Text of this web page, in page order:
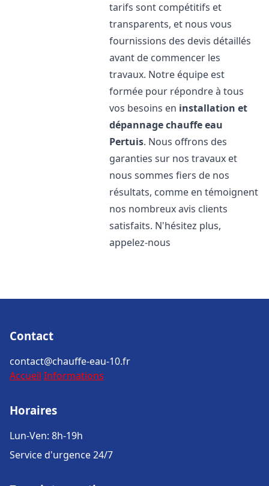
tarifs sont compétitifs et
transparents, et nous vous
fournissions des devis détaillés
avant de commencer les
travaux. Notre équipe est
formée pour répondre à tous
vos besoins en installation et
dépannage chauffe eau
Pertuis. Nous offrons des
garanties sur nos travaux et
nous sommes fiers de nos
résultats, comme en témoignent
nos nombreux avis clients
satisfaits. N'hésitez plus,
appelez-nous
Contact
contact@chauffe-eau-10.fr
Accueil Informations
Horaires
Lun-Ven: 8h-19h
Service d'urgence 24/7